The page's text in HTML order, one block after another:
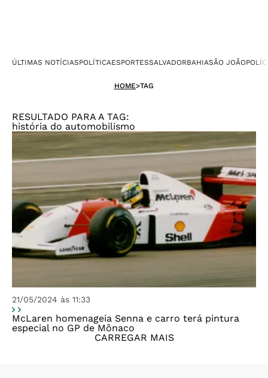
ÚLTIMAS NOTÍCIASPOLÍTICAESPORTESSALVADORBAHIASÃO JOÃO
HOME>TAG
RESULTADO PARA A TAG:
história do automobilismo
21/05/2024 às 11:33
McLaren homenageia Senna e carro terá pintura
especial no GP de Mônaco
CARREGAR MAIS